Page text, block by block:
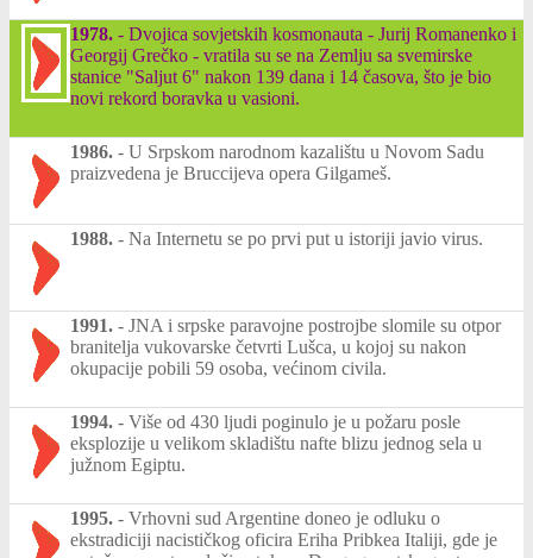
1978. - Dvojica sovjetskih kosmonauta - Jurij Romanenko i
Georgij Grečko - vratila su se na Zemlju sa svemirske
stanice "Saljut 6" nakon 139 dana i 14 časova, što je bio
novi rekord boravka u vasioni.
1986. - U Srpskom narodnom kazalištu u Novom Sadu
praizvedena je Bruccijeva opera Gilgameš.
1988. - Na Internetu se po prvi put u istoriji javio virus.
1991. - JNA i srpske paravojne postrojbe slomile su otpor
branitelja vukovarske četvrti Lušca, u kojoj su nakon
okupacije pobili 59 osoba, većinom civila.
1994. - Više od 430 ljudi poginulo je u požaru posle
eksplozije u velikom skladištu nafte blizu jednog sela u
južnom Egiptu.
1995. - Vrhovni sud Argentine doneo je odluku o
ekstradiciji nacističkog oficira Eriha Pribkea Italiji, gde je